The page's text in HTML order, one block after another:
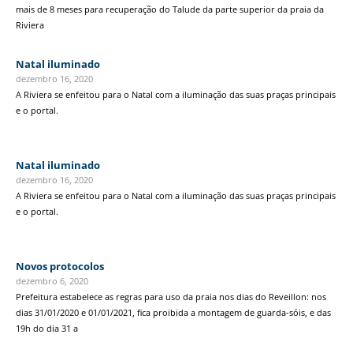
mais de 8 meses para recuperação do Talude da parte superior da praia da
Riviera
Natal iluminado
dezembro 16, 2020
A Riviera se enfeitou para o Natal com a iluminação das suas praças principais
e o portal.
Natal iluminado
dezembro 16, 2020
A Riviera se enfeitou para o Natal com a iluminação das suas praças principais
e o portal.
Novos protocolos
dezembro 6, 2020
Prefeitura estabelece as regras para uso da praia nos dias do Reveillon: nos
dias 31/01/2020 e 01/01/2021, fica proibida a montagem de guarda-sóis, e das
19h do dia 31 a